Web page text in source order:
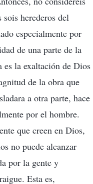
herederos del
especialmente por
de una parte de la
es la exaltación de Dios
de la obra que
a otra parte, hace
por el hombre.
que creen en Dios,
no puede alcanzar
por la gente y
Esta es,